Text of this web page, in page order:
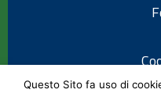
Questo Sito fa uso di